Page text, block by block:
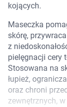
kojących.
Maseczka
skórę,
z
pielęgnacji cery
Stosowana na
łupież,
oraz chroni
zewnętrznych,